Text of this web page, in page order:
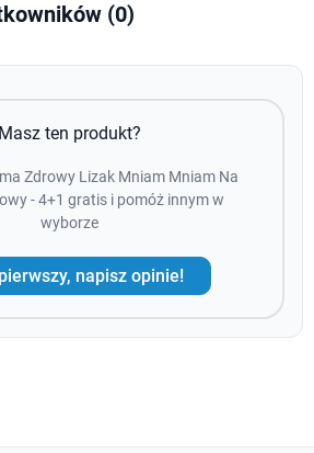
(0)
Masz ten produkt?
Zdrowy Lizak Mniam Mniam Na
- 4+1 gratis i pomóż innym w
wyborze
napisz opinie!